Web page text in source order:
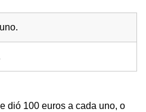
dió 100 euros a cada uno, o